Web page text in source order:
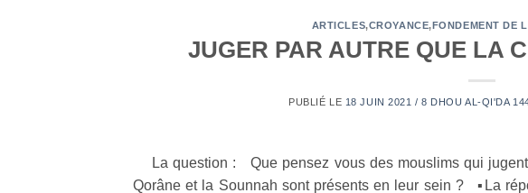
ARTICLES,CROYANCE,FONDEMENT DE
JUGER PAR AUTRE QUE LA
PUBLIÉ LE 18 JUIN 2021 / 8 DHOU AL-QI'DA
La question : Que pensez vous des mouslims qui
Qorâne et la Sounnah sont présents en leur sein ? ▪️La